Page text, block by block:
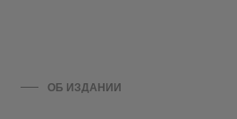
ОБ ИЗДАНИИ